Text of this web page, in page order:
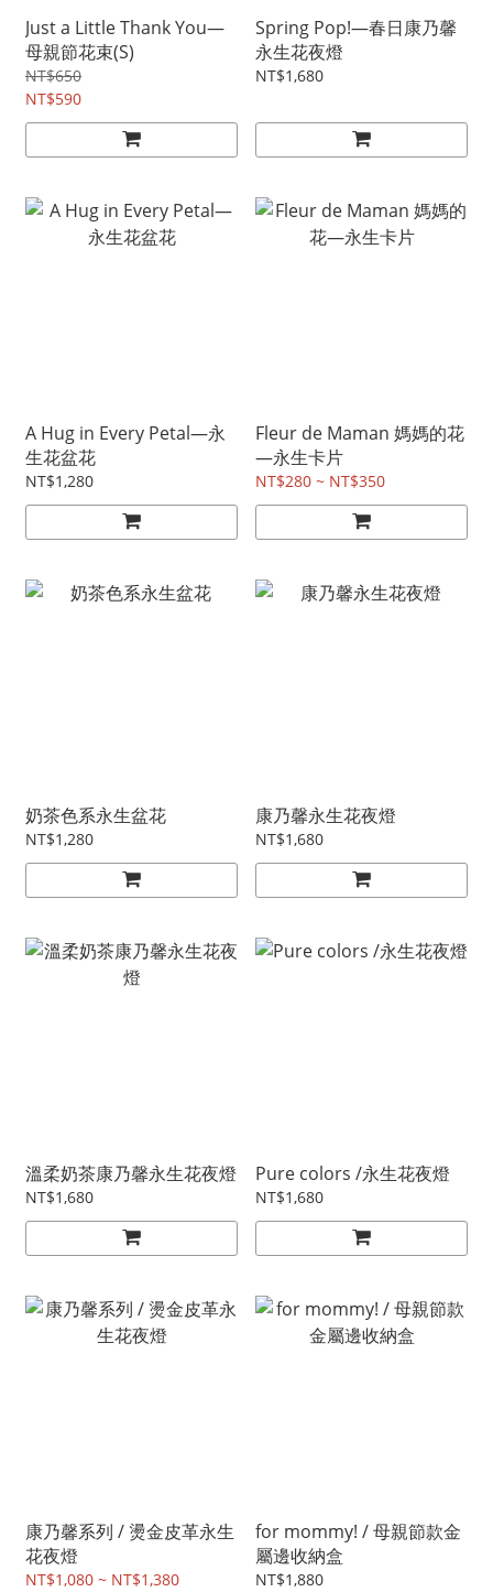
Just a Little Thank You—
母親節花束(S)
NT$650
NT$590
Spring Pop!—春日康乃馨
永生花夜燈
NT$1,680
A Hug in Every Petal—永
生花盆花
NT$1,280
Fleur de Maman 媽媽的花
—永生卡片
NT$280 ~ NT$350
奶茶色系永生盆花
NT$1,280
康乃馨永生花夜燈
NT$1,680
溫柔奶茶康乃馨永生花夜燈
NT$1,680
Pure colors /永生花夜燈
NT$1,680
康乃馨系列 / 燙金皮革永生
花夜燈
NT$1,080 ~ NT$1,380
for mommy! / 母親節款金
屬邊收納盒
NT$1,880